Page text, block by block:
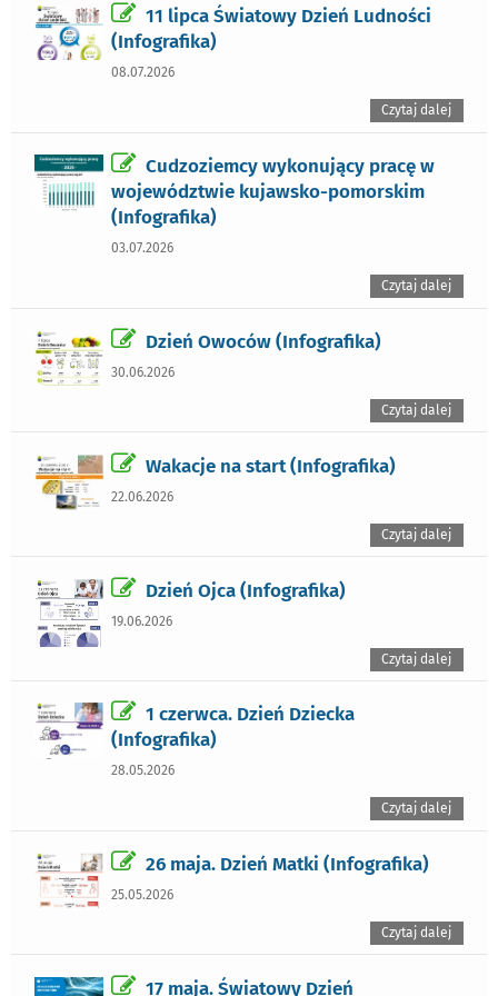
11 lipca Światowy Dzień Ludności
(Infografika)
08.07.2026
Czytaj dalej
Cudzoziemcy wykonujący pracę w
województwie kujawsko-pomorskim
(Infografika)
03.07.2026
Czytaj dalej
Dzień Owoców (Infografika)
30.06.2026
Czytaj dalej
Wakacje na start (Infografika)
22.06.2026
Czytaj dalej
Dzień Ojca (Infografika)
19.06.2026
Czytaj dalej
1 czerwca. Dzień Dziecka
(Infografika)
28.05.2026
Czytaj dalej
26 maja. Dzień Matki (Infografika)
25.05.2026
Czytaj dalej
17 maja. Światowy Dzień